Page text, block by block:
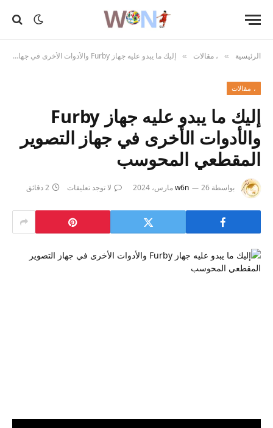
الرئيسية » ، مقالات » إليك ما يبدو عليه جهاز Furby والأدوات الأخرى في جهاز التصوير المقطعي المحوسب
، مقالات
إليك ما يبدو عليه جهاز Furby
والأدوات الأخرى في جهاز التصوير
المقطعي المحوسب
بواسطة w6n 26 مارس، 2024 لا توجد تعليقات 2 دقائق